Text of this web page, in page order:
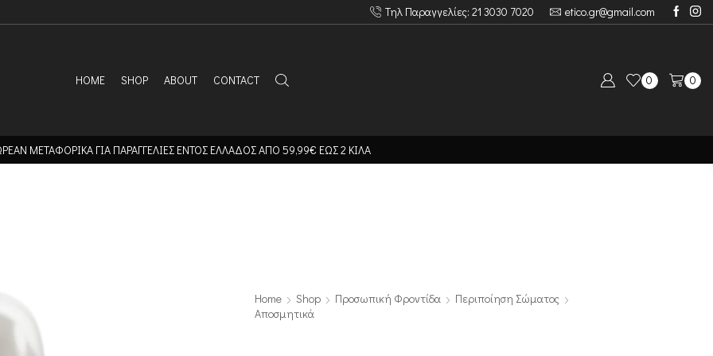
Τηλ Παραγγελίες: 21 3030 7020 etico.gr@gmail.com
HOME SHOP ABOUT CONTACT 0 0
ΜΕΤΑΦΟΡΙΚΑ ΓΙΑ ΠΑΡΑΓΓΕΛΙΕΣ ΕΝΤΟΣ ΕΛΛΑΔΟΣ ΑΠΟ 59,99€ ΕΩΣ 2 ΚΙΛΑ
Home Shop Προσωπική Φροντίδα
Περιποίηση Σώματος
Αποσμητικά